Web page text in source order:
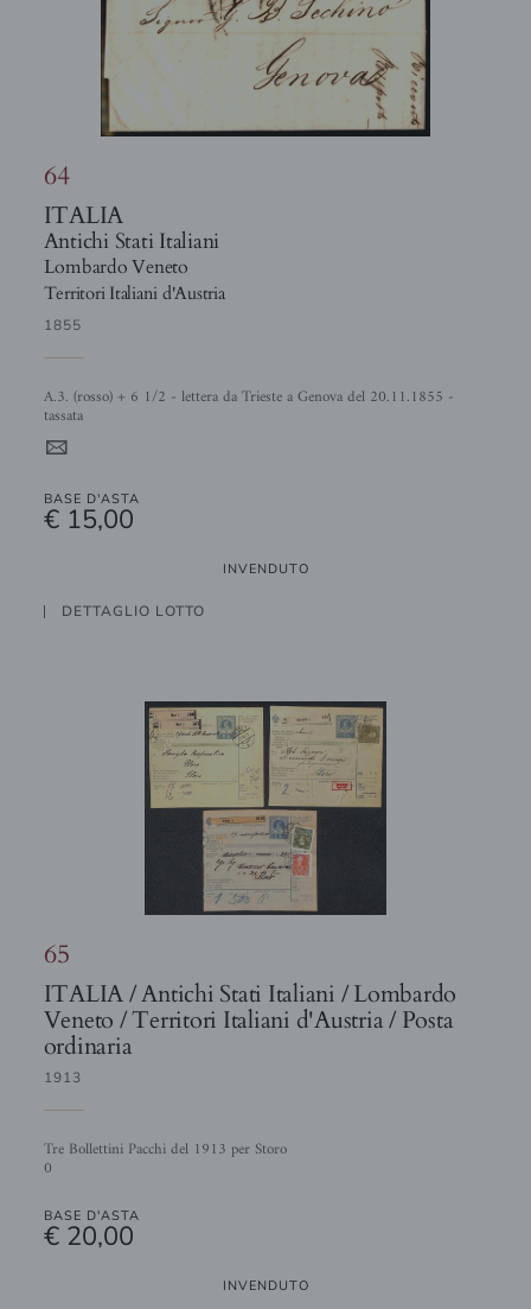
64
ITALIA
Antichi Stati Italiani
Lombardo Veneto
Territori Italiani d'Austria
1855
A.3. (rosso) + 6 1/2 - lettera da Trieste a Genova del 20.11.1855 -
tassata
4
BASE D'ASTA
€ 15,00
INVENDUTO
DETTAGLIO LOTTO
65
ITALIA / Antichi Stati Italiani / Lombardo
Veneto / Territori Italiani d'Austria / Posta
ordinaria
1913
Tre Bollettini Pacchi del 1913 per Storo
0
BASE D'ASTA
€ 20,00
INVENDUTO